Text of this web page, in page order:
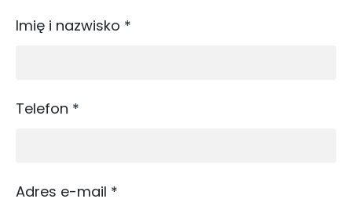
Imię i nazwisko *
Telefon *
Adres e-mail *